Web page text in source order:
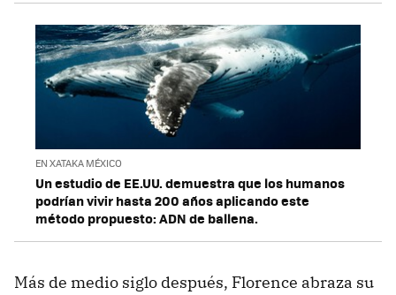
EN XATAKA MÉXICO
Un estudio de EE.UU. demuestra que los humanos
podrían vivir hasta 200 años aplicando este
método propuesto: ADN de ballena.
Más de medio siglo después, Florence abraza su